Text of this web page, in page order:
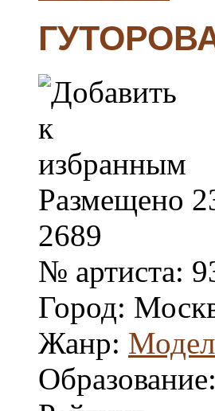
Размещено
2689
№ артиста:
Город:
Жанр:
Образование: